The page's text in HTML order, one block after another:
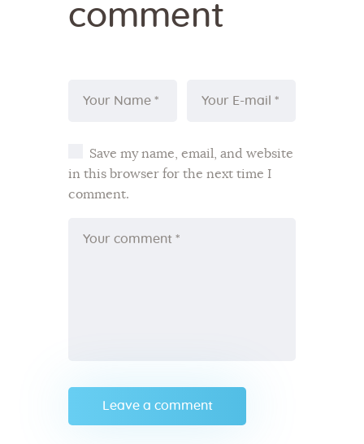
comment
Save my name, email, and website
in this browser for the next time I
comment.